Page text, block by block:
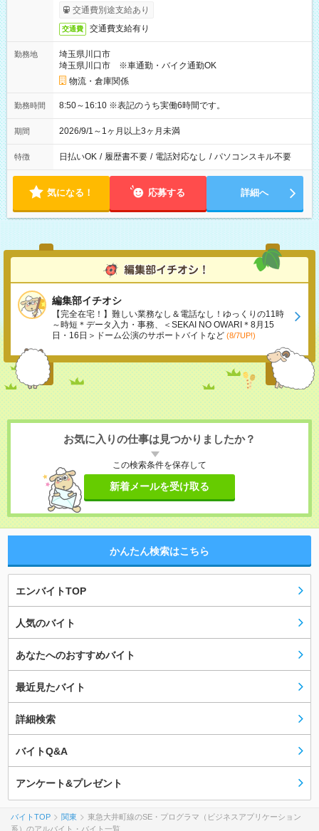
交通費別途支給あり
交通費 交通費支給有り
勤務地
埼玉県川口市
埼玉県川口市 ※車通勤・バイク通勤OK
物流・倉庫関係
勤務時間 8:50～16:10 ※表記のうち実働6時間です。
期間 2026/9/1～1ヶ月以上3ヶ月未満
特徴 日払いOK / 履歴書不要 / 電話対応なし / パソコンスキル不要
気になる！ 応募する 詳細へ
編集部イチオシ
【完全在宅！】難しい業務なし＆電話なし！ゆっくりの11時
～時短＊データ入力・事務、＜SEKAI NO OWARI＊8月15
日・16日＞ドーム公演のサポートバイトなど (8/7UP!)
お気に入りの仕事は見つかりましたか？
この検索条件を保存して
新着メールを受け取る
かんたん検索はこちら
エンバイトTOP
人気のバイト
あなたへのおすすめバイト
最近見たバイト
詳細検索
バイトQ&A
アンケート&プレゼント
バイトTOP 関東
東急大井町線のSE・プログラマ（ビジネスアプリケーション
系）のアルバイト・バイト一覧